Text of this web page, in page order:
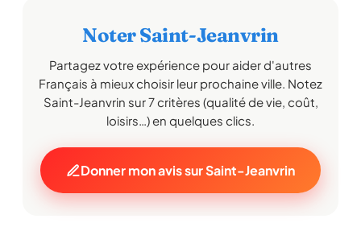
Noter Saint-Jeanvrin
Partagez votre expérience pour aider d'autres
Français à mieux choisir leur prochaine ville. Notez
Saint-Jeanvrin sur 7 critères (qualité de vie, coût,
loisirs…) en quelques clics.
Donner mon avis sur Saint-Jeanvrin